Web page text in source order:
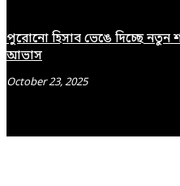
পুরোনো হিসাব ভেঙে দিচ্ছে নতুন
আভাস
October 23, 2025